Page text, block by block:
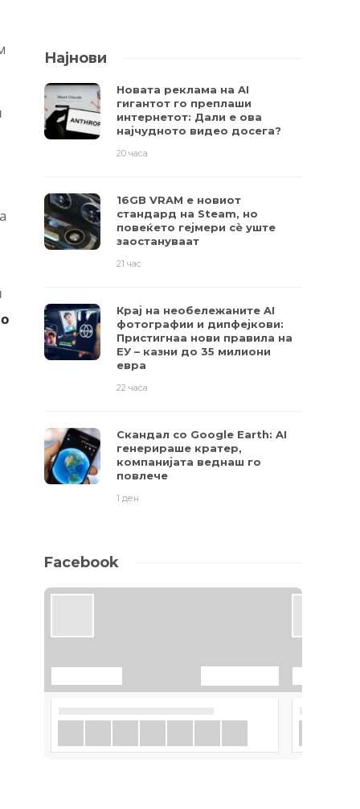
Најнови
Новата реклама на AI
гигантот го преплаши
интернетот: Дали е ова
најчудното видео досега?
20 часа
16GB VRAM е новиот
стандард на Steam, но
повеќето гејмери ​​сè уште
заостануваат
21 час
Крај на необележаните AI
фотографии и дипфејкови:
Пристигнаа нови правила на
ЕУ – казни до 35 милиони
евра
22 часа
Скандал со Google Earth: AI
генерираше кратер,
компанијата веднаш го
повлече
1 ден
Facebook